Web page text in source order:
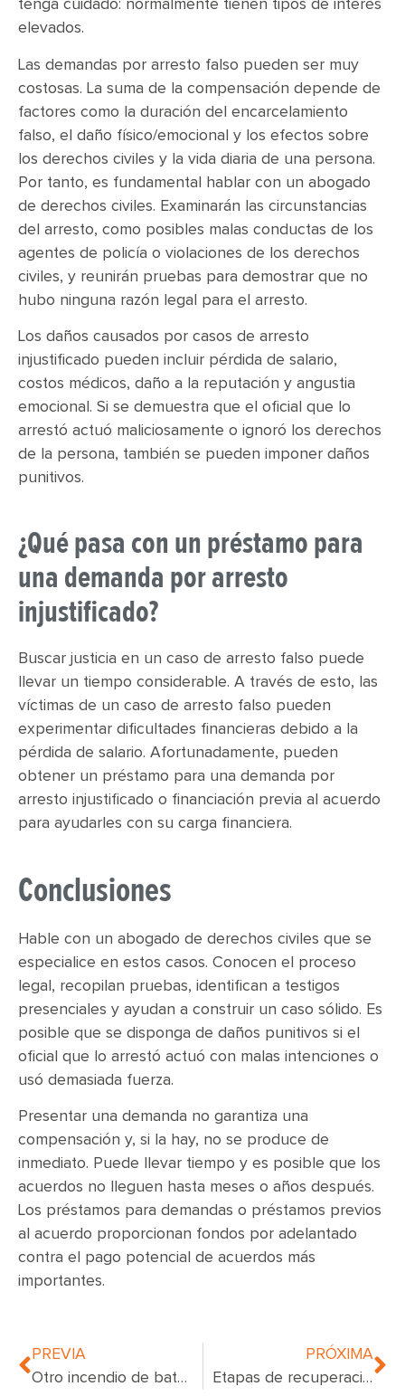
tenga cuidado: normalmente tienen tipos de interés
elevados.
Las demandas por arresto falso pueden ser muy
costosas. La suma de la compensación depende de
factores como la duración del encarcelamiento
falso, el daño físico/emocional y los efectos sobre
los derechos civiles y la vida diaria de una persona.
Por tanto, es fundamental hablar con un abogado
de derechos civiles. Examinarán las circunstancias
del arresto, como posibles malas conductas de los
agentes de policía o violaciones de los derechos
civiles, y reunirán pruebas para demostrar que no
hubo ninguna razón legal para el arresto.
Los daños causados por casos de arresto
injustificado pueden incluir pérdida de salario,
costos médicos, daño a la reputación y angustia
emocional. Si se demuestra que el oficial que lo
arrestó actuó maliciosamente o ignoró los derechos
de la persona, también se pueden imponer daños
punitivos.
¿Qué pasa con un préstamo para
una demanda por arresto
injustificado?
Buscar justicia en un caso de arresto falso puede
llevar un tiempo considerable. A través de esto, las
víctimas de un caso de arresto falso pueden
experimentar dificultades financieras debido a la
pérdida de salario. Afortunadamente, pueden
obtener un préstamo para una demanda por
arresto injustificado o financiación previa al acuerdo
para ayudarles con su carga financiera.
Conclusiones
Hable con un abogado de derechos civiles que se
especialice en estos casos. Conocen el proceso
legal, recopilan pruebas, identifican a testigos
presenciales y ayudan a construir un caso sólido. Es
posible que se disponga de daños punitivos si el
oficial que lo arrestó actuó con malas intenciones o
usó demasiada fuerza.
Presentar una demanda no garantiza una
compensación y, si la hay, no se produce de
inmediato. Puede llevar tiempo y es posible que los
acuerdos no lleguen hasta meses o años después.
Los préstamos para demandas o préstamos previos
al acuerdo proporcionan fondos por adelantado
contra el pago potencial de acuerdos más
importantes.
PREVIA
Otro incendio de batería de iones de litio azota la ciudad de Nueva York
PRÓXIMA
Etapas de recuperación de una lesión cerebral traumática